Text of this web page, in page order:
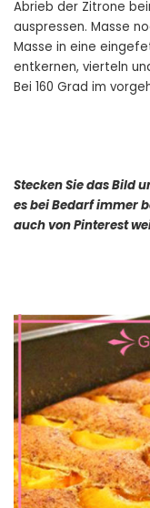
Abrieb der Zitrone
auspressen. Masse
Masse in eine
entkernen, vierteln
Bei 160 Grad im
Stecken Sie das Bild
es bei Bedarf immer
auch von Pinterest